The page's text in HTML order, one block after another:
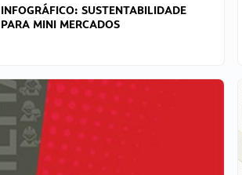
INFOGRÁFICO: SUSTENTABILIDADE
PARA MINI MERCADOS